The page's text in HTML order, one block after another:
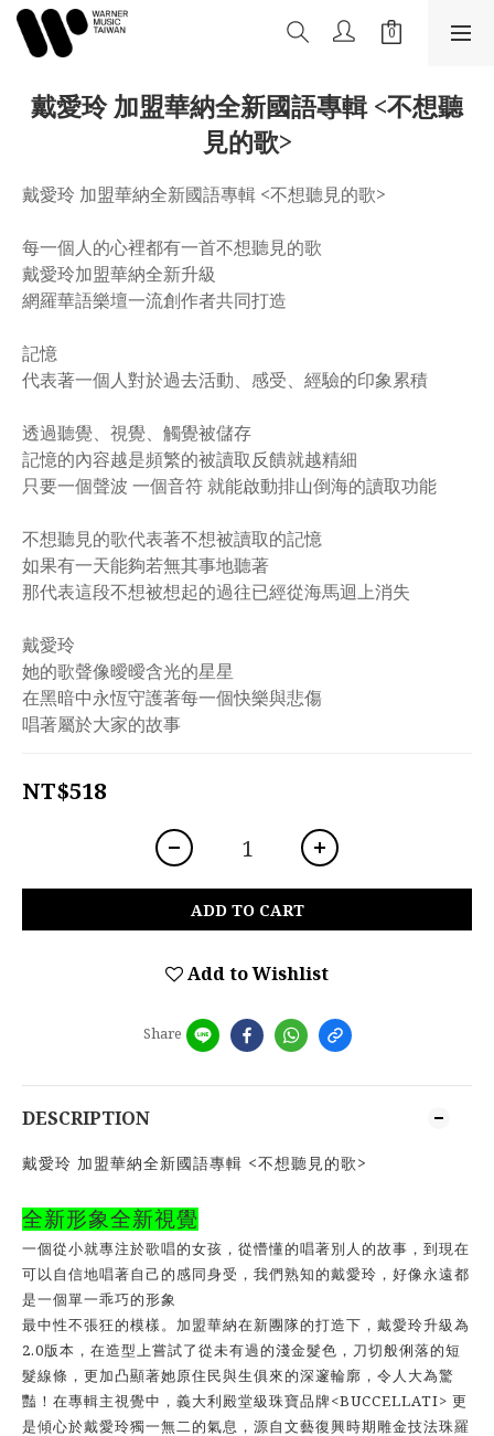
戴愛玲 加盟華納全新國語專輯 <不想聽
見的歌>
戴愛玲 加盟華納全新國語專輯 <不想聽見的歌>
每一個人的心裡都有一首不想聽見的歌
戴愛玲加盟華納全新升級
網羅華語樂壇一流創作者共同打造
記憶
代表著一個人對於過去活動、感受、經驗的印象累積
透過聽覺、視覺、觸覺被儲存
記憶的內容越是頻繁的被讀取反饋就越精細
只要一個聲波 一個音符 就能啟動排山倒海的讀取功能
不想聽見的歌代表著不想被讀取的記憶
如果有一天能夠若無其事地聽著
那代表這段不想被想起的過往已經從海馬迴上消失
戴愛玲
她的歌聲像曖曖含光的星星
在黑暗中永恆守護著每一個快樂與悲傷
唱著屬於大家的故事
NT$518
ADD TO CART
Add to Wishlist
Share
DESCRIPTION
戴愛玲 加盟華納全新國語專輯 <不想聽見的歌>
全新形象全新視覺
一個從小就專注於歌唱的女孩 ， 從懵懂的唱著別人的故事 ， 到現在
可以自信地唱著自己的感同身受 ， 我們熟知的戴愛玲 ， 好像永遠都
是一個單一乖巧的形象
最中性不張狂的模樣。加盟華納在新團隊的打造下，戴愛玲升級為
2.0 版本，在造型上嘗試了從未有過的淺金髮色，刀切般俐落的短
髮線條，更加凸顯著她原住民與生俱來的深邃輪廓，令人大為驚
豔！在專輯主視覺中，義大利殿堂級珠寶品牌<BUCCELLATI> 更
是傾心於戴愛玲獨一無二的氣息，源自文藝復興時期雕金技法珠羅